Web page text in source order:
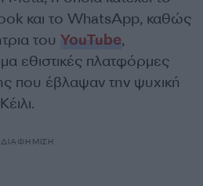
και το WhatsApp, καθώς
του YouTube,
εθιστικές πλατφόρμες
που έβλαψαν την ψυχική
ΔΙΑΦΗΜΙΣΗ